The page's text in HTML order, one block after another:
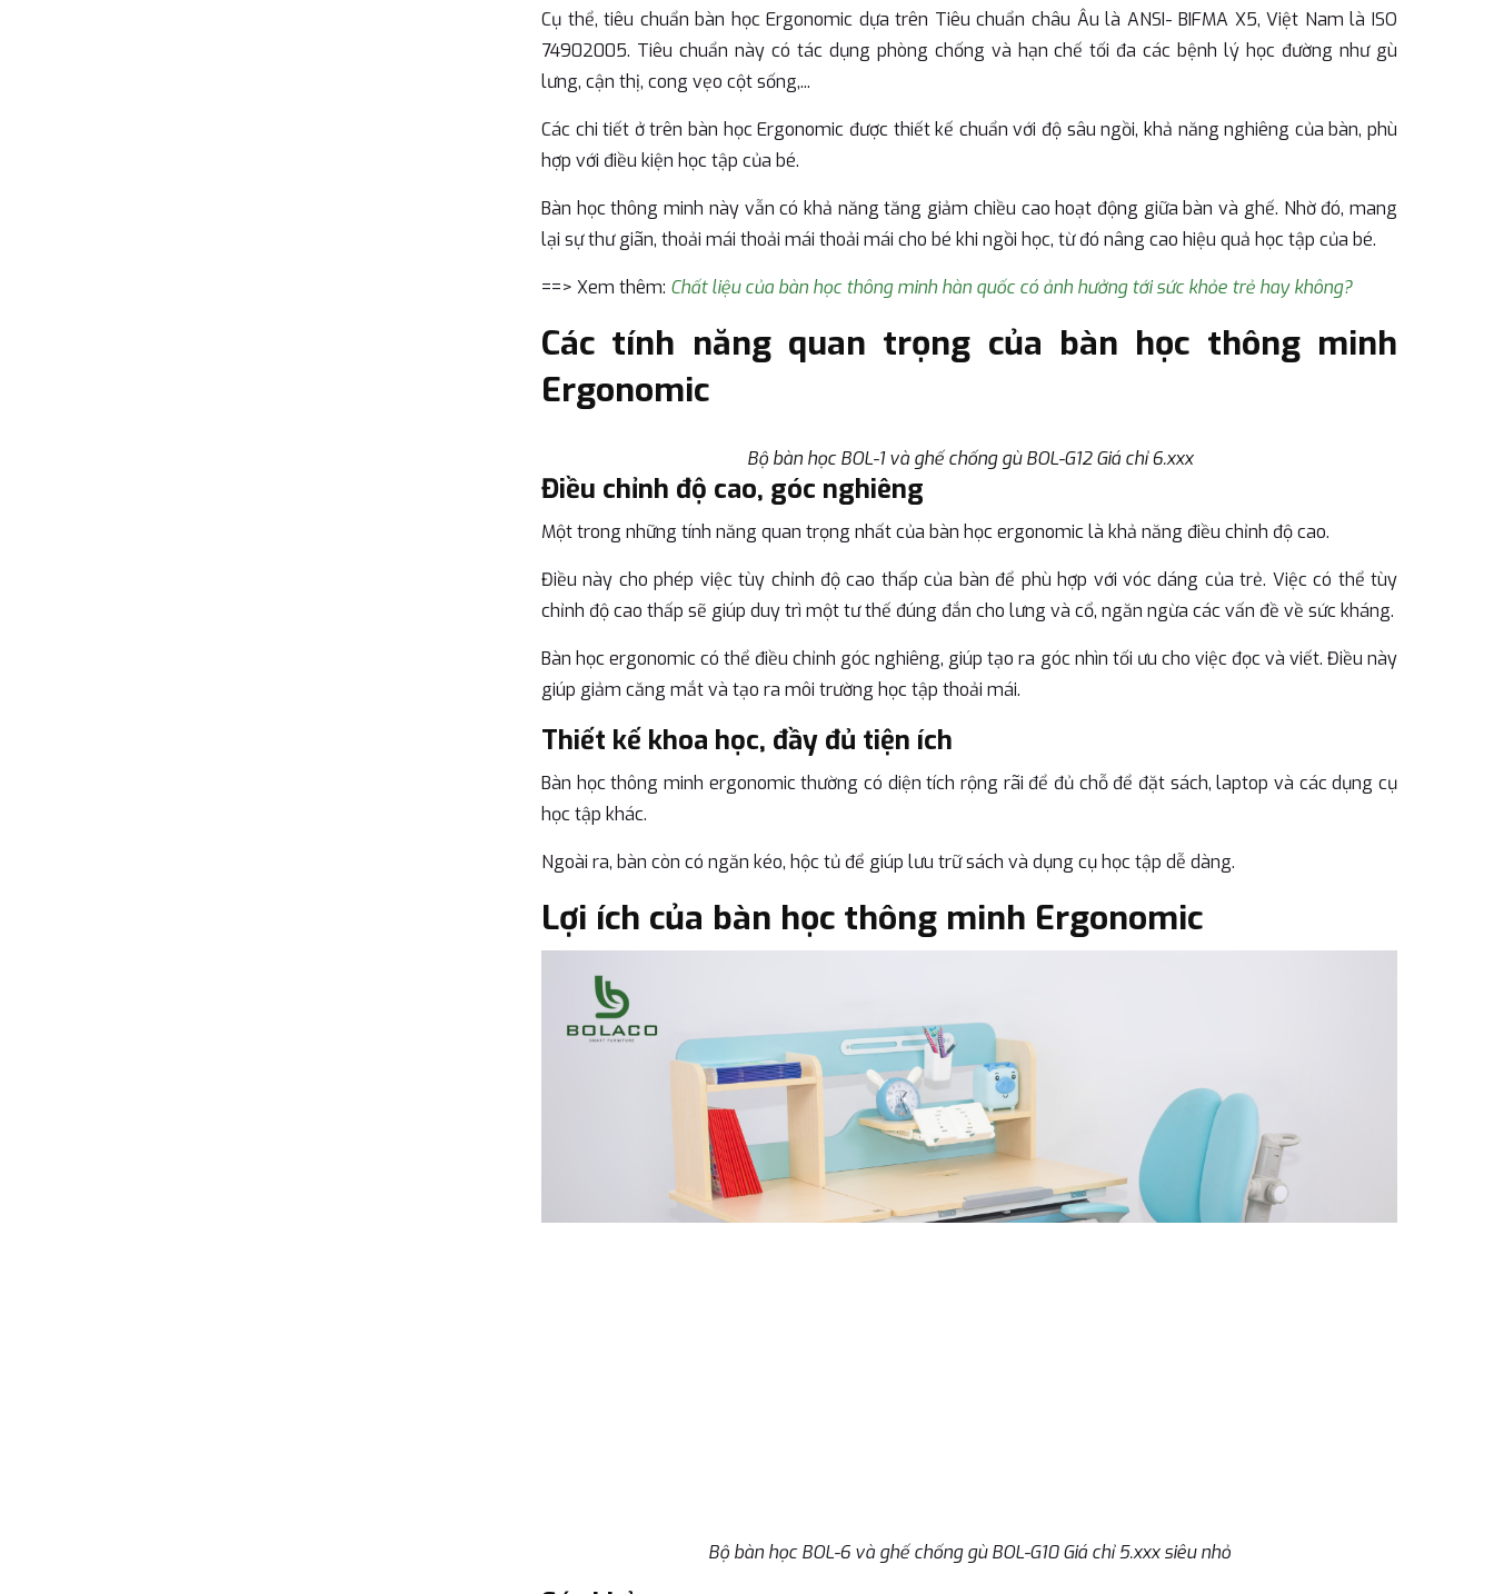
Cụ thể, tiêu chuẩn bàn học Ergonomic dựa trên Tiêu chuẩn châu Âu là ANSI- BIFMA X5, Việt Nam là ISO
74902005. Tiêu chuẩn này có tác dụng phòng chống và hạn chế tối đa các bệnh lý học đường như gù
lưng, cận thị, cong vẹo cột sống,...
Các chi tiết ở trên bàn học Ergonomic được thiết kế chuẩn với độ sâu ngồi, khả năng nghiêng của bàn, phù
hợp với điều kiện học tập của bé.
Bàn học thông minh này vẫn có khả năng tăng giảm chiều cao hoạt động giữa bàn và ghế. Nhờ đó, mang
lại sự thư giãn, thoải mái thoải mái thoải mái cho bé khi ngồi học, từ đó nâng cao hiệu quả học tập của bé.
==> Xem thêm: Chất liệu của bàn học thông minh hàn quốc có ảnh hưởng tới sức khỏe trẻ hay không?
Các tính năng quan trọng của bàn học thông minh
Ergonomic
Bộ bàn học BOL-1 và ghế chống gù BOL-G12 Giá chỉ 6.xxx
Điều chỉnh độ cao, góc nghiêng
Một trong những tính năng quan trọng nhất của bàn học ergonomic là khả năng điều chỉnh độ cao.
Điều này cho phép việc tùy chỉnh độ cao thấp của bàn để phù hợp với vóc dáng của trẻ. Việc có thể tùy
chỉnh độ cao thấp sẽ giúp duy trì một tư thế đúng đắn cho lưng và cổ, ngăn ngừa các vấn đề về sức kháng.
Bàn học ergonomic có thể điều chỉnh góc nghiêng, giúp tạo ra góc nhìn tối ưu cho việc đọc và viết. Điều này
giúp giảm căng mắt và tạo ra môi trường học tập thoải mái.
Thiết kế khoa học, đầy đủ tiện ích
Bàn học thông minh ergonomic thường có diện tích rộng rãi để đủ chỗ để đặt sách, laptop và các dụng cụ
học tập khác.
Ngoài ra, bàn còn có ngăn kéo, hộc tủ để giúp lưu trữ sách và dụng cụ học tập dễ dàng.
Lợi ích của bàn học thông minh Ergonomic
Bộ bàn học BOL-6 và ghế chống gù BOL-G10 Giá chỉ 5.xxx siêu nhỏ